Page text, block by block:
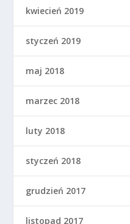
kwiecień 2019
styczeń 2019
maj 2018
marzec 2018
luty 2018
styczeń 2018
grudzień 2017
listopad 2017